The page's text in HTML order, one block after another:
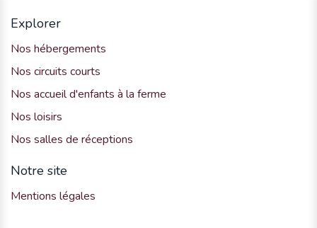
Explorer
Nos hébergements
Nos circuits courts
Nos accueil d'enfants à la ferme
Nos loisirs
Nos salles de réceptions
Notre site
Mentions légales